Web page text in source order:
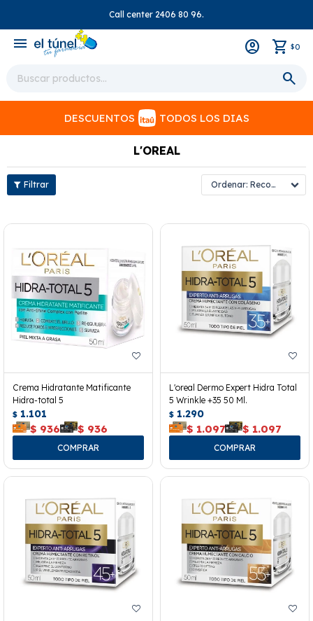
Call center 2406 80 96.
menu $0
DESCUENTOS TODOS LOS DIAS
L'OREAL
Recomendados
Crema Hidratante Matificante
Hidra-total 5
$ 1.101
$ 936 $ 936
L'oreal Dermo Expert Hidra Total
5 Wrinkle +35 50 Ml.
$ 1.290
$ 1.097 $ 1.097
close